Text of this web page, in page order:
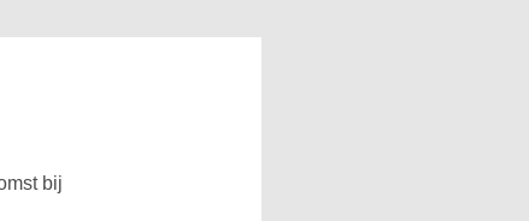
bij